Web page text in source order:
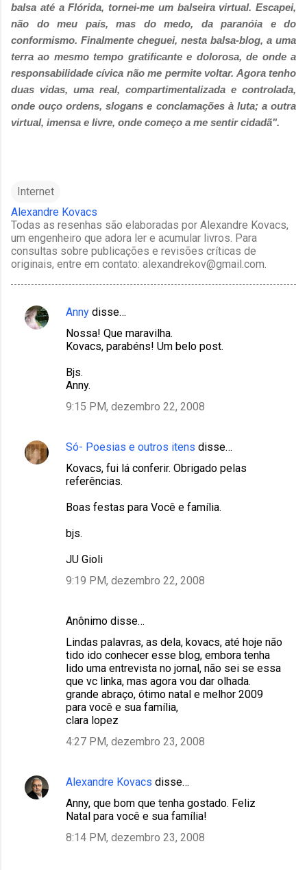
balsa até a Flórida, tornei-me um balseira virtual. Escapei,
não do meu país, mas do medo, da paranóia e do
conformismo. Finalmente cheguei, nesta balsa-blog, a uma
terra ao mesmo tempo gratificante e dolorosa, de onde a
responsabilidade cívica não me permite voltar. Agora tenho
duas vidas, uma real, compartimentalizada e controlada,
onde ouço ordens, slogans e conclamações à luta; a outra
virtual, imensa e livre, onde começo a me sentir cidadã".
Internet
Alexandre Kovacs
Todas as resenhas são elaboradas por Alexandre Kovacs,
um engenheiro que adora ler e acumular livros. Para
consultas sobre publicações e revisões críticas de
originais, entre em contato: alexandrekov@gmail.com.
C
r
Anny disse…
Nossa! Que maravilha.
Kovacs, parabéns! Um belo post.
Bjs.
Anny.
9:15 PM, dezembro 22, 2008
Só- Poesias e outros itens disse…
Kovacs, fui lá conferir. Obrigado pelas
referências.
Boas festas para Você e família.
bjs.
JU Gioli
9:19 PM, dezembro 22, 2008
Anônimo disse…
Lindas palavras, as dela, kovacs, até hoje não
tido ido conhecer esse blog, embora tenha
lido uma entrevista no jornal, não sei se essa
que vc linka, mas agora vou dar olhada.
grande abraço, ótimo natal e melhor 2009
para você e sua família,
clara lopez
4:27 PM, dezembro 23, 2008
Alexandre Kovacs disse…
Anny, que bom que tenha gostado. Feliz
Natal para você e sua família!
8:14 PM, dezembro 23, 2008